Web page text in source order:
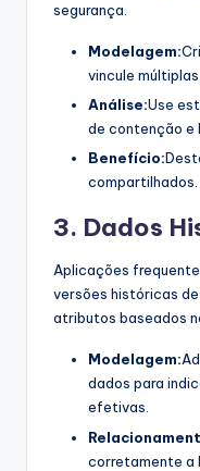
segurança.
Modelagem:
vincule
Análise:Use
de contenção e
Benefício:
compartilhados.
3. Dados
Aplicações
versões históricas
atributos baseados
Modelagem:
dados para
efetivas.
corretamente a